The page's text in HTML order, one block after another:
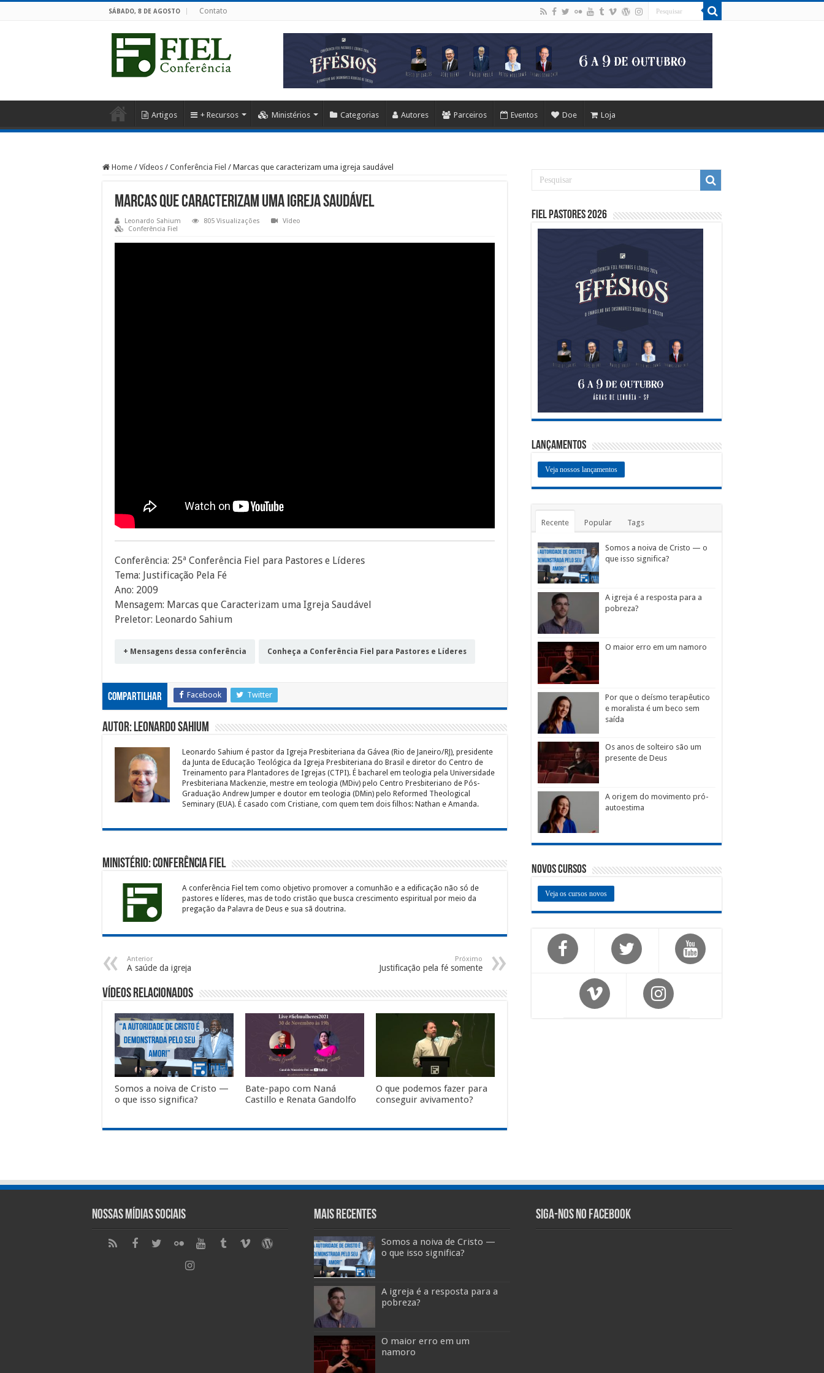
SÁBADO, 8 DE AGOSTO Contato
Artigos + Recursos Ministérios Categorias Autores Parceiros Eventos Doe Loja
Home / Vídeos / Conferência Fiel / Marcas que caracterizam uma igreja saudável
Marcas que caracterizam uma igreja saudável
Leonardo Sahium 805 Visualizações
Vídeo
Conferência Fiel
Conferência: 25ª Conferência Fiel para Pastores e Líderes
Tema: Justificação Pela Fé
Ano: 2009
Mensagem: Marcas que Caracterizam uma Igreja Saudável
Preletor: Leonardo Sahium
+ Mensagens dessa conferência Conheça a Conferência Fiel para Pastores e Líderes
Compartilhar Facebook Twitter
Autor: Leonardo Sahium
Leonardo Sahium é pastor da Igreja Presbiteriana da Gávea (Rio de Janeiro/RJ), presidente
da Junta de Educação Teológica da Igreja Presbiteriana do Brasil e diretor do Centro de
Treinamento para Plantadores de Igrejas (CTPI). É bacharel em teologia pela Universidade
Presbiteriana Mackenzie, mestre em teologia (MDiv) pelo Centro Presbiteriano de Pós-
Graduação Andrew Jumper e doutor em teologia (DMin) pelo Reformed Theological
Seminary (EUA). É casado com Cristiane, com quem tem dois filhos: Nathan e Amanda.
Ministério: Conferência Fiel
A conferência Fiel tem como objetivo promover a comunhão e a edificação não só de
pastores e líderes, mas de todo cristão que busca crescimento espiritual por meio da
pregação da Palavra de Deus e sua sã doutrina.
Anterior
A saúde da igreja
Próximo
Justificação pela fé somente
Vídeos Relacionados
Somos a noiva de Cristo —
o que isso significa?
Bate-papo com Naná
Castillo e Renata Gandolfo
O que podemos fazer para
conseguir avivamento?
Fiel Pastores 2026
Lançamentos
Veja nossos lançamentos
Recente Popular Tags
Somos a noiva de Cristo — o
que isso significa?
A igreja é a resposta para a
pobreza?
O maior erro em um namoro
Por que o deísmo terapêutico
e moralista é um beco sem
saída
Os anos de solteiro são um
presente de Deus
A origem do movimento pró-
autoestima
Novos Cursos
Veja os cursos novos
Nossas Mídias Sociais Mais Recentes
Somos a noiva de Cristo —
o que isso significa?
A igreja é a resposta para a
pobreza?
O maior erro em um
namoro
Siga-nos no Facebook